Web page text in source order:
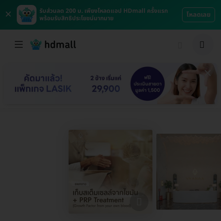
×
รับส่วนลด 200 บ. เพียงโหลดแอป HDmall ครั้งแรก
พร้อมรับสิทธิประโยชน์มากมาย
โหลดเลย